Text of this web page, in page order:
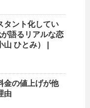
タント化してい
語るリアルな恋
ひとみ） |
金の値上げが他
由